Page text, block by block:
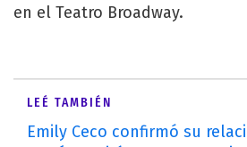
en el Teatro Broadway.
LEÉ TAMBIÉN
Emily Ceco confirmó su